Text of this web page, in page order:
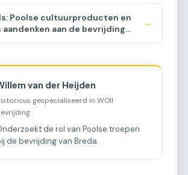
Poolse cultuurproducten en
aandenken aan de bevrijding
→
van der Heijden
gespecialiseerd in WOII
de rol van Poolse troepen
de bevrijding van Breda.